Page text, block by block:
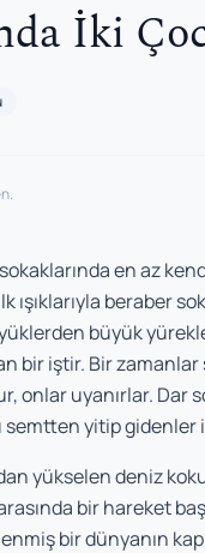
İki
en az
ışıklarıyla beraber
yüklerden büyük
bir iştir. Bir
onlar uyanırlar. Dar
yitip gidenler
yükselen deniz
bir hareket
bir dünyanın